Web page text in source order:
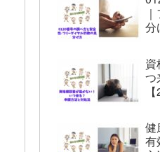
分
資
つ
健
有